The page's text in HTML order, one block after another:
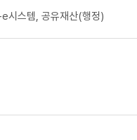
시스템, 공유재산(행정)